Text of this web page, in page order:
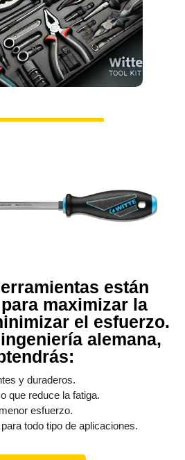
están
maximizar la
el esfuerzo.
alemana,
y duraderos.
que reduce la fatiga.
esfuerzo.
todo tipo de aplicaciones.